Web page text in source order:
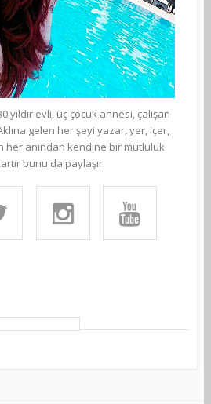
yıldır evli, üç çocuk annesi, çalışan
gelen her şeyi yazar, yer, içer,
her anından kendine bir mutluluk
bunu da paylaşır.